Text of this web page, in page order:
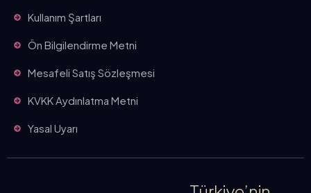
Kullanım Şartları
Ön Bilgilendirme Metni
Mesafeli Satış Sözleşmesi
KVKK Aydınlatma Metni
Yasal Uyarı